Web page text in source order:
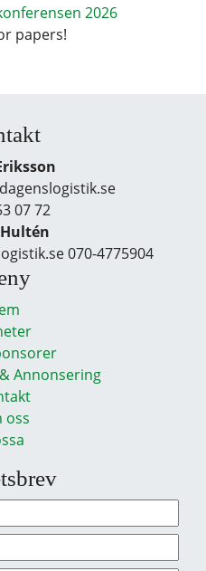
2026
papers!
07 72
070-4775904
Annonsering
oss